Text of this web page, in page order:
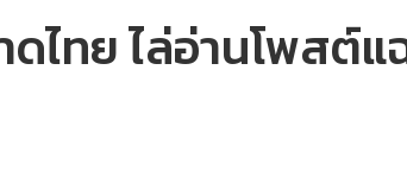
ไทย ไล่อ่านโพสต์